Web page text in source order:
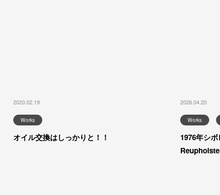
2020.02.19
Works
オイル交換はしっかりと！！
2026.04.20
Works
1976年シ